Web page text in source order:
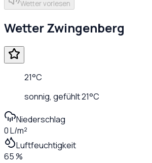
Wetter vorlesen
WetterZwingenberg
21°C
sonnig, gefühlt21°C
Niederschlag
0 L/m²
Luftfeuchtigkeit
65 %